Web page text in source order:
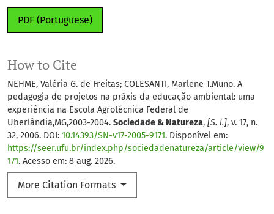
PDF (Portuguese)
How to Cite
NEHME, Valéria G. de Freitas; COLESANTI, Marlene T.Muno. A
pedagogia de projetos na práxis da educação ambiental: uma
experiência na Escola Agrotécnica Federal de
Uberlândia,MG,2003-2004. Sociedade & Natureza, [S. l.], v. 17, n.
32, 2006. DOI: 10.14393/SN-v17-2005-9171. Disponível em:
https://seer.ufu.br/index.php/sociedadenatureza/article/view/9
171. Acesso em: 8 aug. 2026.
More Citation Formats